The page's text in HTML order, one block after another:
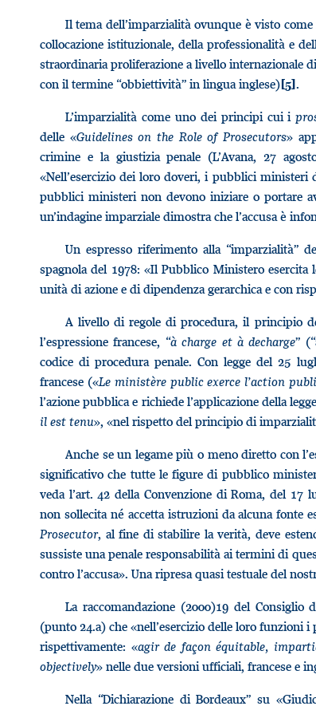
Il tema dell’imparzialità ovunque è visto
collocazione istituzionale, della professionalità e
straordinaria proliferazione a livello internazionale
con il termine “obbiettività” in lingua inglese)[5].
L’imparzialità come uno dei principi cui i
delle «Guidelines on the Role of Prosecutors»
crimine e la giustizia penale (L’Avana, 27
«Nell’esercizio dei loro doveri, i pubblici
pubblici ministeri non devono iniziare o portare
un’indagine imparziale dimostra che l’accusa è
Un espresso riferimento alla “imparzialità”
spagnola del 1978: «Il Pubblico Ministero
unità di azione e di dipendenza gerarchica e con
A livello di regole di procedura, il principio
l’espressione francese, “à charge et à decharge”
codice di procedura penale. Con legge del 25
francese («Le ministère public exerce l’action
l’azione pubblica e richiede l’applicazione della
il est tenu», «nel rispetto del principio di
Anche se un legame più o meno diretto con
significativo che tutte le figure di pubblico
veda l’art. 42 della Convenzione di Roma, del
non sollecita né accetta istruzioni da alcuna fonte
Prosecutor, al fine di stabilire la verità, deve
sussiste una penale responsabilità ai termini di
contro l’accusa». Una ripresa quasi testuale del
La raccomandazione (2000)19 del
(punto 24.a) che «nell’esercizio delle loro
rispettivamente: «agir de façon équitable,
objectively» nelle due versioni ufficiali, francese e
Nella “Dichiarazione di Bordeaux” su